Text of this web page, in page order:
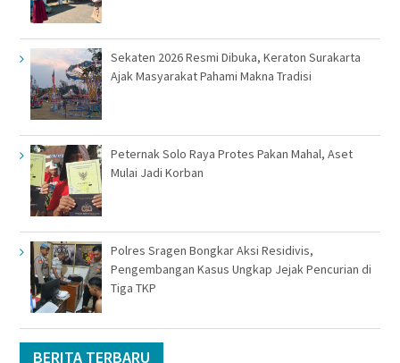
Sekaten 2026 Resmi Dibuka, Keraton Surakarta
Ajak Masyarakat Pahami Makna Tradisi
Peternak Solo Raya Protes Pakan Mahal, Aset
Mulai Jadi Korban
Polres Sragen Bongkar Aksi Residivis,
Pengembangan Kasus Ungkap Jejak Pencurian di
Tiga TKP
BERITA TERBARU